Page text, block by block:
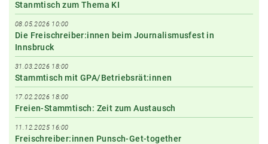
Stanmtisch zum Thema KI
08.05.2026 10:00
Die Freischreiber:innen beim Journalismusfest in
Innsbruck
31.03.2026 18:00
Stammtisch mit GPA/Betriebsrät:innen
17.02.2026 18:00
Freien-Stammtisch: Zeit zum Austausch
11.12.2025 16:00
Freischreiber:innen Punsch-Get-together